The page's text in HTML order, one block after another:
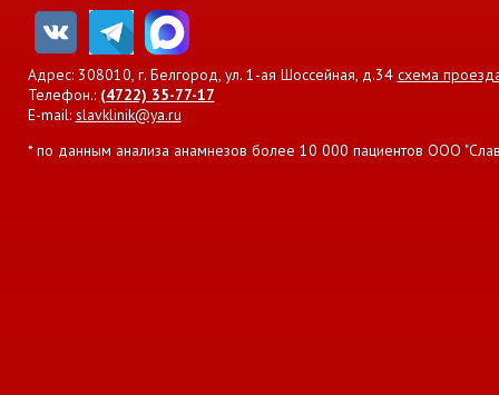
Адрес: 308010, г. Белгород, ул. 1-ая Шоссейная, д.34 схема
Телефон.: (4722) 35-77-17
E-mail: slavklinik@ya.ru
* по данным анализа анамнезов более 10 000 пациентов ООО